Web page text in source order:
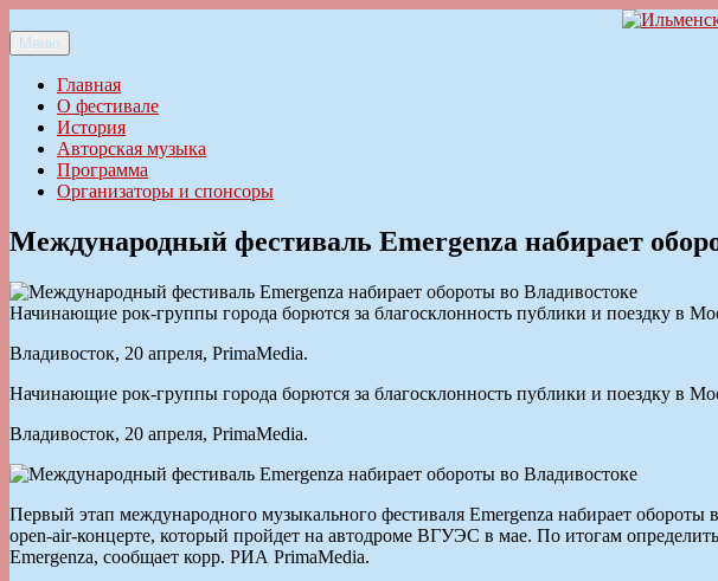
к
содержимому
Ильменский фестиваль авторской песни
Меню
Главная
О фестивале
История
Авторская музыка
Программа
Организаторы и спонсоры
Международный фестиваль Emergenza набирает
Начинающие рок-группы города борются за благосклонность публики и поездку в
Владивосток, 20 апреля, PrimaMedia.
Начинающие рок-группы города борются за благосклонность публики и поездку в
Владивосток, 20 апреля, PrimaMedia.
Первый этап международного музыкального фестиваля Emergenza набирает
open-air-концерте, который пройдет на автодроме ВГУЭС в мае. По итогам
Emergenza, сообщает корр. РИА PrimaMedia.